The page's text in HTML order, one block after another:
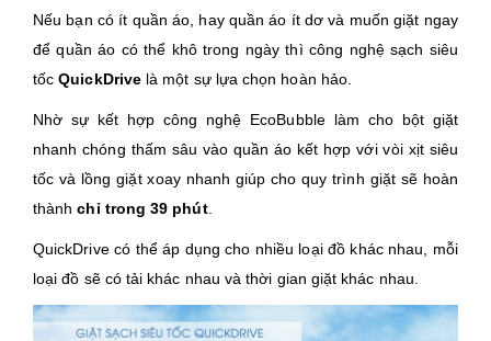
Nếu bạn có ít quần áo, hay quần áo ít dơ và muốn giặt ngay
để quần áo có thể khô trong ngày thì công nghệ sạch siêu
tốcQuickDrive là một sự lựa chọn hoàn hảo.
Nhờ sự kết hợp công nghệ EcoBubble làm cho bột giặt
nhanh chóng thấm sâu vào quần áo kết hợp với vòi xịt siêu
tốc và lồng giặt xoay nhanh giúp cho quy trình giặt sẽ hoàn
thànhchỉ trong 39 phút.
QuickDrive có thể áp dụng cho nhiều loại đồ khác nhau, mỗi
loại đồ sẽ có tải khác nhau và thời gian giặt khác nhau.